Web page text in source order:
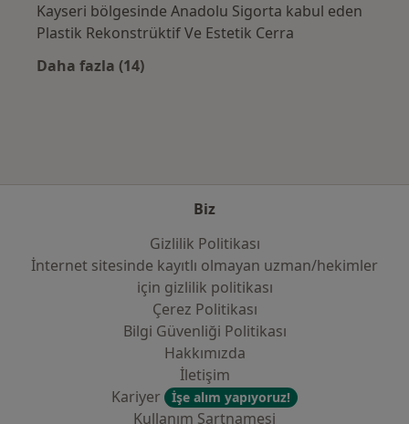
Kayseri bölgesinde Anadolu Sigorta kabul eden
Plastik Rekonstrüktif Ve Estetik Cerra
Daha fazla (14)
Biz
Gizlilik Politikası
İnternet sitesinde kayıtlı olmayan uzman/hekimler
i̇çin gizlilik politikası
Çerez Politikası
Bilgi Güvenliği Politikası
Hakkımızda
İletişim
Kariyer
İşe alım yapıyoruz!
Kullanım Şartnamesi